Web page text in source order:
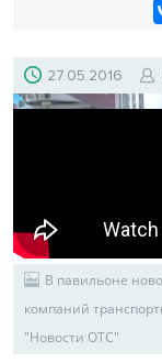
27.05.2016
В павильоне
компаний
"Новости ОТС"